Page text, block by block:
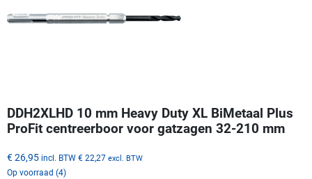
DDH2XLHD 10 mm Heavy Duty XL BiMetaal Plus
ProFit centreerboor voor gatzagen 32-210 mm
€ 26,95 incl. BTW € 22,27 excl. BTW
Op voorraad (4)